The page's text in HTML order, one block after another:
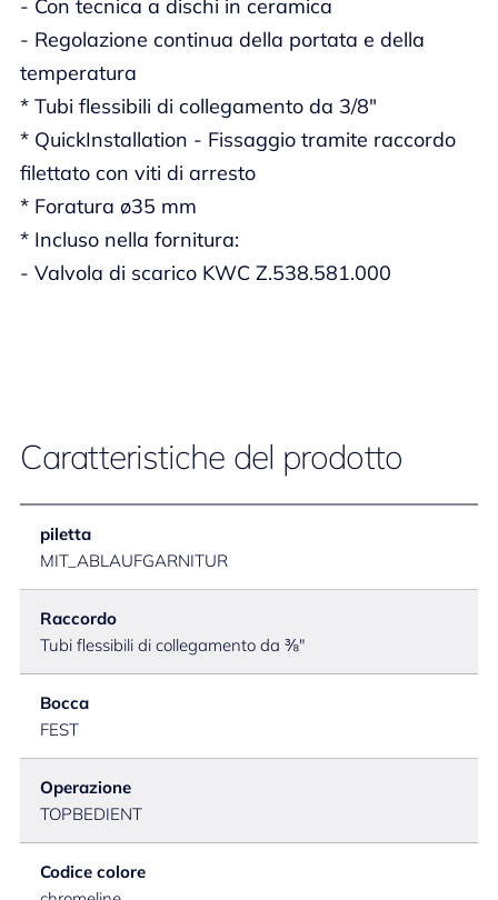
- Con tecnica a dischi in ceramica
- Regolazione continua della portata e della
temperatura
* Tubi flessibili di collegamento da 3/8"
* QuickInstallation - Fissaggio tramite raccordo
filettato con viti di arresto
* Foratura ø35 mm
* Incluso nella fornitura:
- Valvola di scarico KWC Z.538.581.000
Caratteristiche del prodotto
piletta
MIT_ABLAUFGARNITUR
Raccordo
Tubi flessibili di collegamento da ⅜"
Bocca
FEST
Operazione
TOPBEDIENT
Codice colore